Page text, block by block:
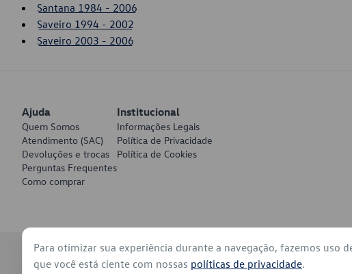
Santana 1984 - 2006
Saveiro 1994 - 2002
Saveiro 2003 - 2006
Ajuda
Quem Somos
Atendimento (SAC)
Devoluções e trocas
Perguntas Frequentes
Como comprar
Institucional
Informações Legais
Política de Privacidade
Política de Cookies
© 2026 - Volkswagen do Brasil - Todos os direitos reservados
Para otimizar sua experiência durante a navegação, fazemos uso
que você está ciente com nossas políticas de privacidade.